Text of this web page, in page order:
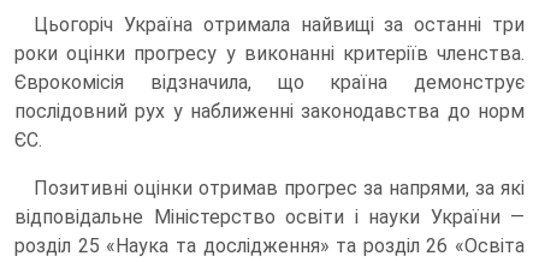
Цьогоріч Україна отримала найвищі за останні три
роки оцінки прогресу у виконанні критеріїв членства.
Єврокомісія відзначила, що країна демонструє
послідовний рух у наближенні законодавства до норм
ЄС.
Позитивні оцінки отримав прогрес за напрями, за які
відповідальне Міністерство освіти і науки України —
розділ 25 «Наука та дослідження» та розділ 26 «Освіта